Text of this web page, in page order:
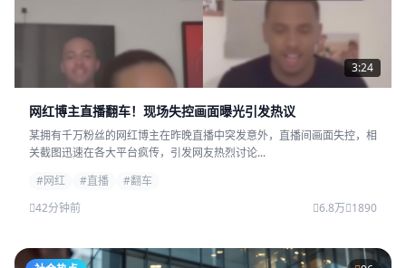
3:24
网红博主直播翻车！现场失控画面曝光引发热议
某拥有千万粉丝的网红博主在昨晚直播中突发意外，直播间画面失控，相
关截图迅速在各大平台疯传，引发网友热烈讨论...
#网红
#直播
#翻车
42分钟前
6.8万 1890